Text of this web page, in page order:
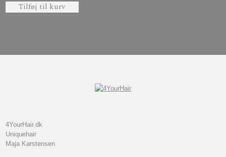
Tilføj til kurv
4YourHair.dk
Uniquehair
Maja Karstensen